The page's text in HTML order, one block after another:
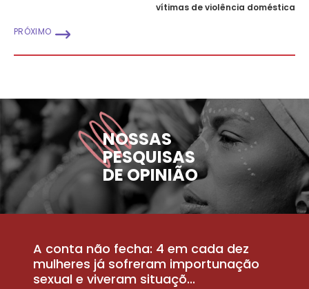
vítimas de violência doméstica
PRÓXIMO
NOSSAS
PESQUISAS
DE OPINIÃO
A conta não fecha: 4 em cada dez
mulheres já sofreram importunação
sexual e viveram situaçõ...